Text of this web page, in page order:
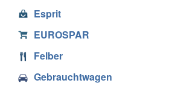
Esprit
EUROSPAR
Felber
Gebrauchtwagen